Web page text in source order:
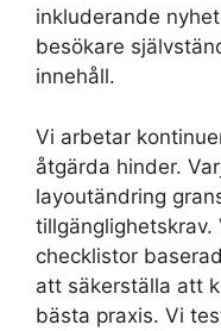
inkluderande
besökare
innehåll.
Vi arbetar
åtgärda hinder.
layoutändring
checklistor
att säkerställa att
bästa praxis. Vi